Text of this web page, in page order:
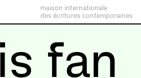
maison internationale
des écritures contemporaines
fan